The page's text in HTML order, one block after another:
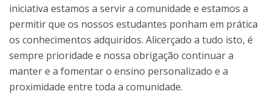
iniciativa estamos a servir a comunidade e estamos a
permitir que os nossos estudantes ponham em prática
os conhecimentos adquiridos. Alicerçado a tudo isto, é
sempre prioridade e nossa obrigação continuar a
manter e a fomentar o ensino personalizado e a
proximidade entre toda a comunidade.